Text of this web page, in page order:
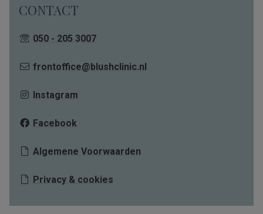
CONTACT
050 - 205 3007
frontoffice@blushclinic.nl
Instagram
Facebook
Algemene Voorwaarden
Privacy & cookies